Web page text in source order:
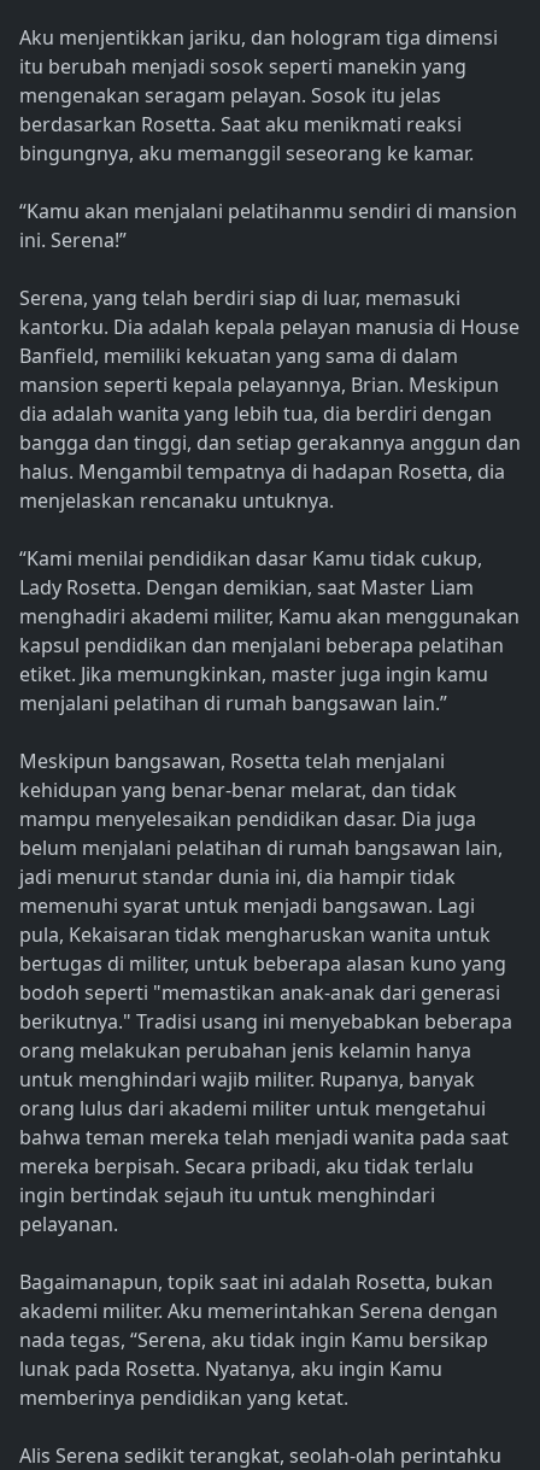
Aku menjentikkan jariku, dan hologram tiga dimensi
itu berubah menjadi sosok seperti manekin yang
mengenakan seragam pelayan. Sosok itu jelas
berdasarkan Rosetta. Saat aku menikmati reaksi
bingungnya, aku memanggil seseorang ke kamar.
“Kamu akan menjalani pelatihanmu sendiri di mansion
ini. Serena!”
Serena, yang telah berdiri siap di luar, memasuki
kantorku. Dia adalah kepala pelayan manusia di House
Banfield, memiliki kekuatan yang sama di dalam
mansion seperti kepala pelayannya, Brian. Meskipun
dia adalah wanita yang lebih tua, dia berdiri dengan
bangga dan tinggi, dan setiap gerakannya anggun dan
halus. Mengambil tempatnya di hadapan Rosetta, dia
menjelaskan rencanaku untuknya.
“Kami menilai pendidikan dasar Kamu tidak cukup,
Lady Rosetta. Dengan demikian, saat Master Liam
menghadiri akademi militer, Kamu akan menggunakan
kapsul pendidikan dan menjalani beberapa pelatihan
etiket. Jika memungkinkan, master juga ingin kamu
menjalani pelatihan di rumah bangsawan lain.”
Meskipun bangsawan, Rosetta telah menjalani
kehidupan yang benar-benar melarat, dan tidak
mampu menyelesaikan pendidikan dasar. Dia juga
belum menjalani pelatihan di rumah bangsawan lain,
jadi menurut standar dunia ini, dia hampir tidak
memenuhi syarat untuk menjadi bangsawan. Lagi
pula, Kekaisaran tidak mengharuskan wanita untuk
bertugas di militer, untuk beberapa alasan kuno yang
bodoh seperti "memastikan anak-anak dari generasi
berikutnya." Tradisi usang ini menyebabkan beberapa
orang melakukan perubahan jenis kelamin hanya
untuk menghindari wajib militer. Rupanya, banyak
orang lulus dari akademi militer untuk mengetahui
bahwa teman mereka telah menjadi wanita pada saat
mereka berpisah. Secara pribadi, aku tidak terlalu
ingin bertindak sejauh itu untuk menghindari
pelayanan.
Bagaimanapun, topik saat ini adalah Rosetta, bukan
akademi militer. Aku memerintahkan Serena dengan
nada tegas, “Serena, aku tidak ingin Kamu bersikap
lunak pada Rosetta. Nyatanya, aku ingin Kamu
memberinya pendidikan yang ketat.
Alis Serena sedikit terangkat, seolah-olah perintahku